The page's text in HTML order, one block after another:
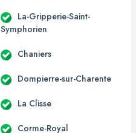
La-Gripperie-Saint-
Symphorien
Chaniers
Dompierre-sur-Charente
La Clisse
Corme-Royal